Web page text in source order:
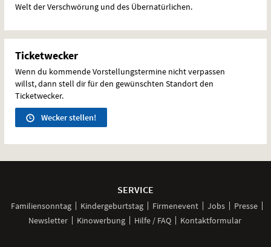
Welt der Verschwörung und des Übernatürlichen.
Ticketwecker
Wenn du kommende Vorstellungstermine nicht verpassen
willst, dann stell dir für den gewünschten Standort den
Ticketwecker.
Wecker stellen!
SERVICE
Familiensonntag Kindergeburtstag Firmenevent Jobs
Presse
Newsletter
Kinowerbung Hilfe / FAQ Kontaktformular